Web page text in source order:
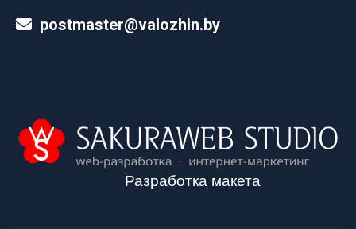
postmaster@valozhin.by
Разработка макета